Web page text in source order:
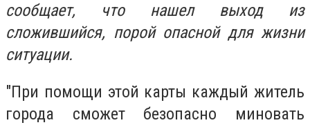
сообщает, что нашел выход из
сложившийся, порой опасной для жизни
ситуации.
"При помощи этой карты каждый житель
города сможет безопасно миновать